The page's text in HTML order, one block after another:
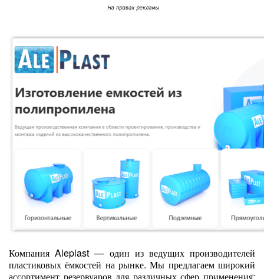
Компания Aleplast — один из ведущих производителей
пластиковых ёмкостей на рынке. Мы предлагаем широкий